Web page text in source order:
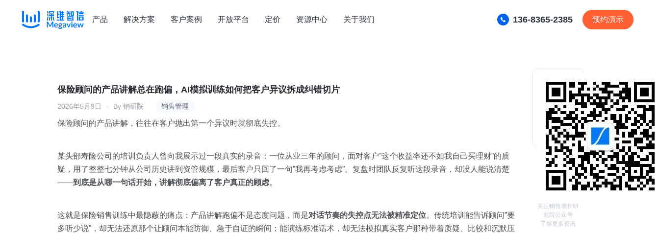
产品 解决方案 客户案例 开放平台 定价 资源中心 关于我们 136-8365-2385 预约演示
销售管理
保险顾问的产品讲解总在跑偏，AI模拟训练如何把客户异议拆成纠错切片
2026年5月9日 By 销研院
保险顾问的产品讲解，往往在客户抛出第一个异议时就彻底失控。
某头部寿险公司的培训负责人曾向我展示过一段真实的录音：一位从业三年的顾问，面对客户”这个收益率还不如我自己买理财”的质
疑，用了整整七分钟从公司历史讲到资管规模，最后客户只回了一句”我再考虑考虑”。复盘时团队反复听这段录音，却没人能说清楚
——到底是从哪一句话开始，讲解彻底偏离了客户真正的顾虑。
这就是保险销售训练中最隐蔽的痛点：产品讲解跑偏不是态度问题，而是对话节奏的失控点无法被精准定位。传统培训能告诉顾问”要
多听少说”，却无法还原那个让顾问本能防御、急于自证的瞬间；能演练标准话术，却无法模拟真实客户那种带着质疑、比较和沉默压
关注销售增长研
究院公众号
了解更多资讯